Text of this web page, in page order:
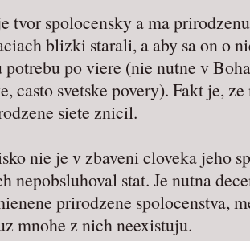
tvor spolocensky a ma
blizki starali, a aby sa on o
potrebu po viere (nie nutne v
casto svetske povery). Fakt je,
siete znicil.
nie je v zbaveni cloveka jeho
nepobsluhoval stat. Je nutna
prirodzene spolocenstva,
mnohe z nich neexistuju.